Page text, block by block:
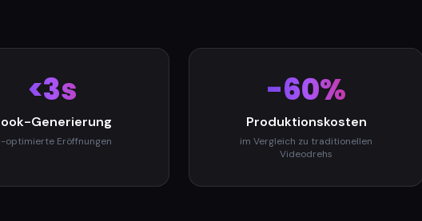
<3s
Generierung
optimierte Eröffnungen
-60%
Produktionskosten
im Vergleich zu traditionellen
Videodrehs